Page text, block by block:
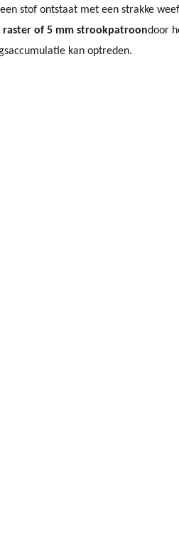
stof ontstaat met een strakke
raster of 5 mm strookpatroondoor
kan optreden.